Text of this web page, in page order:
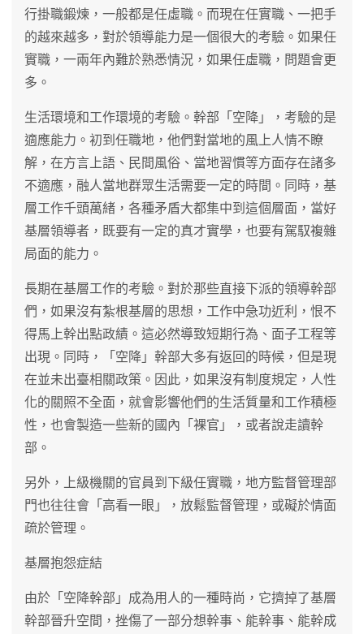
行掛職鍛煉，一般都是任虛職。而現在任實職、一把手
的越來越多，對於領導能力是一個很大的考驗。如果任
實職，一兩年內難於熟悉情況，如果任虛職，問題會更
多。
生活環境和工作環境的考驗。幹部「空降」，考驗的是
適應能力。初到任職地，他們對當地的風上人情不瞭
解，在方言上語、民間風俗、當地習慣等方面存在諸多
不適應，融人當地群眾生活需要一定的時間。同時，基
層工作千頭萬緒，各種矛盾大都集中到這個層面，當好
基層領導者，既要有一定的真才實學，也要有駕馭複雜
局面的能力。
長期在基層工作的考驗。對於那些直接下派的領導幹部
們，如果沒有紮根基層的思想，工作中急功近利，恨不
得馬上幹出點政績。這必然導致短期行為、面子工程等
出現。同時，「空降」幹部大多有返回的時候，但是現
在並未出臺相關政策。因此，如果沒有制度規定，人性
化的關照不全面，就會影響他們的生活質量和工作積極
性，也會製造一些新的國內「裸官」，或者說走讀幹
部。
另外，上級機關的官員到下級任實職，地方監督管理部
門也往往會「高看一眼」，放鬆監督管理，或礙於情面
疏於管理。
基層抱怨症結
由於「空降幹部」成為用人的一種時尚，它擠掉了基層
幹部晉升空間，挫傷了一部分想幹事、能幹事、能幹成